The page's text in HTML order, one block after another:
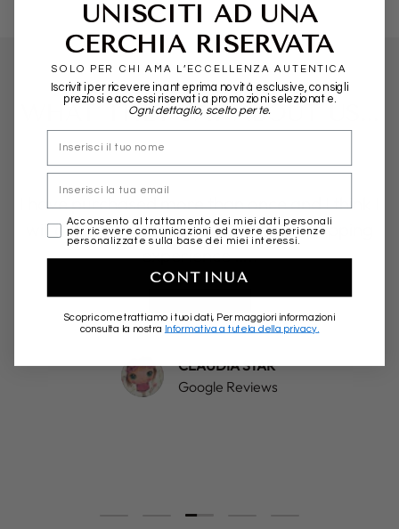
WHAT THEY SAY ABOUT US...
I have purchased more than once and I think I
will do it again. So far great online shopping
experience …..
★★★★★
CLAUDIA STAR
Google Reviews
Load slide 1 of 5Load slide 2 of 5
UNISCITI AD UNA
CERCHIA RISERVATA
SOLO PER CHI AMA L’ECCELLENZA AUTENTICA
Iscriviti per ricevere in anteprima novità esclusive, consigli
preziosi e accessi riservati a promozioni selezionate.
Ogni dettaglio, scelto per te.
nome
Email
marketing
Acconsento al trattamento dei miei dati personali
per ricevere comunicazioni ed avere esperienze
personalizzate sulla base dei miei interessi.
CONTINUA
Scopri come trattiamo i tuoi dati, Per maggiori informazioni
consulta la nostra Informativa a tutela della privacy.